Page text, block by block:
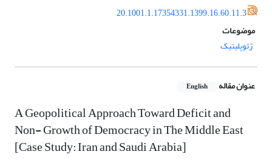
20.1001.1.17354331.1399.16.60.11.3
موضوعات
ژئوپلیتیک
عنوان مقاله English
A Geopolitical Approach Toward Deficit and
Non- Growth of Democracy in The Middle East
[Case Study: Iran and Saudi Arabia]